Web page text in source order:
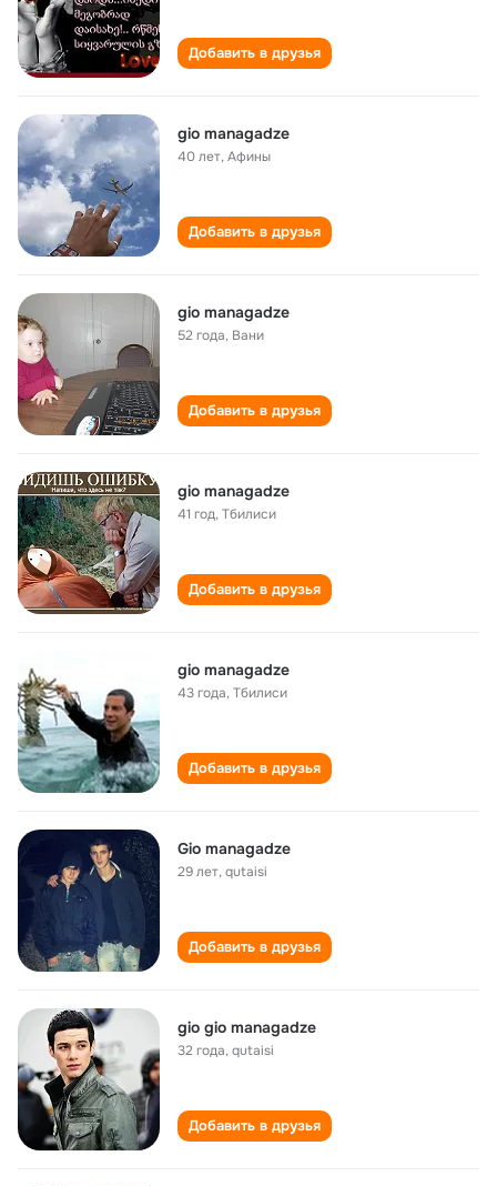
Добавить в друзья
gio managadze
40 лет,Афины
Добавить в друзья
gio managadze
52 года, Вани
Добавить в друзья
gio managadze
41 год,Тбилиси
Добавить в друзья
gio managadze
43 года,Тбилиси
Добавить в друзья
Gio managadze
29 лет,qutaisi
Добавить в друзья
gio gio managadze
32 года,qutaisi
Добавить в друзья